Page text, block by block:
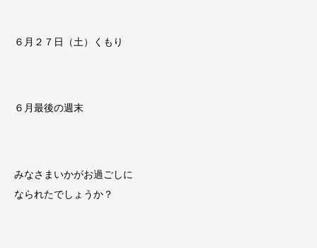
６月２７日（土）くもり
６月最後の週末
みなさまいかがお過ごしに
なられたでしょうか？